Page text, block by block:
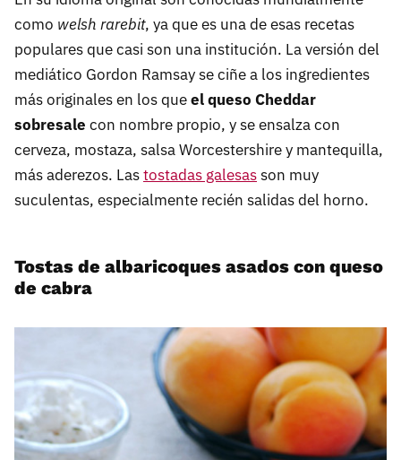
como welsh rarebit, ya que es una de esas recetas
populares que casi son una institución. La versión del
mediático Gordon Ramsay se ciñe a los ingredientes
más originales en los queel queso Cheddar
sobresale con nombre propio, y se ensalza con
cerveza, mostaza, salsa Worcestershire y mantequilla,
más aderezos. Lastostadas galesasson muy
suculentas, especialmente recién salidas del horno.
Tostas de albaricoques asados con queso
de cabra